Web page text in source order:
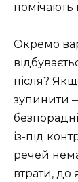
помічають
Окремо
після?
зупинити
із-під
речей
втрати, до